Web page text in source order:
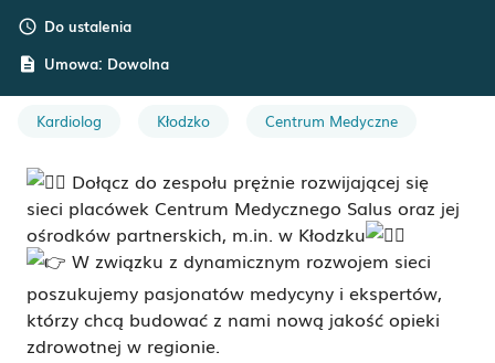
schedule Do ustalenia
description Umowa: Dowolna
Kardiolog Kłodzko Centrum Medyczne
Dołącz do zespołu prężnie rozwijającej się
sieci placówek Centrum Medycznego Salus oraz jej
ośrodków partnerskich, m.in. w Kłodzku
W związku z dynamicznym rozwojem sieci
poszukujemy pasjonatów medycyny i ekspertów,
którzy chcą budować z nami nową jakość opieki
zdrowotnej w regionie.